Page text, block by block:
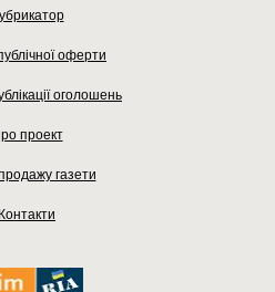
оферти
оголошень
проект
газети
Контакти